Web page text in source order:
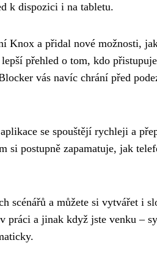
k dispozici i na tabletu.
Knox a přidal nové možnosti,
přehled o tom, kdo
vás navíc chrání před
se spouštějí rychleji a
si postupně zapamatuje, jak
scénářů a můžete si vytvářet i
práci a jinak když jste venku –